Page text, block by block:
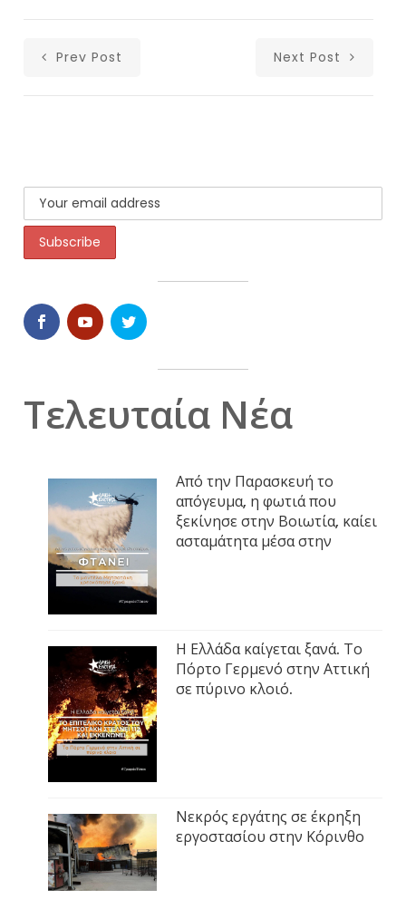
Prev Post Next Post
Τελευταία Νέα
Από την Παρασκευή το
απόγευμα, η φωτιά που
ξεκίνησε στην Βοιωτία, καίει
ασταμάτητα μέσα στην
Η Ελλάδα καίγεται ξανά. Το
Πόρτο Γερμενό στην Αττική
σε πύρινο κλοιό.
Νεκρός εργάτης σε έκρηξη
εργοστασίου στην Κόρινθο